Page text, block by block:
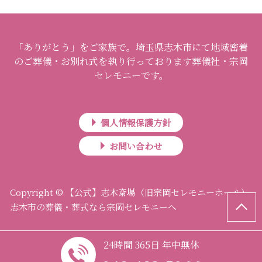
24時間 365日 年中無休
「ありがとう」をご家族で。埼玉県志木市にて地域密着
のご葬儀・お別れ式を執り行っております葬儀社・宗岡
セレモニーです。
個人情報保護方針
お問い合わせ
Copyright © 【公式】志木斎場（旧宗岡セレモニーホール）
志木市の葬儀・葬式なら宗岡セレモニーへ